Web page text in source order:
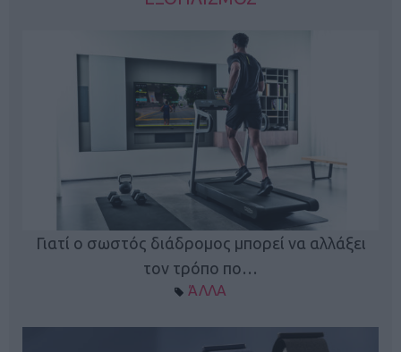
Γιατί ο σωστός διάδρομος μπορεί να αλλάξει
τον τρόπο πο…
ΆΛΛΑ